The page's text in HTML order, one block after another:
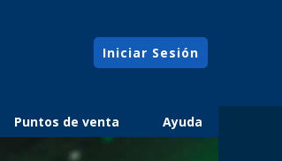
Iniciar Sesión
Puntos de venta Ayuda